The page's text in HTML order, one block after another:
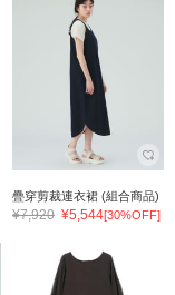
疊穿剪裁連衣裙 (組合商品)
¥7,920 ¥5,544[30%OFF]